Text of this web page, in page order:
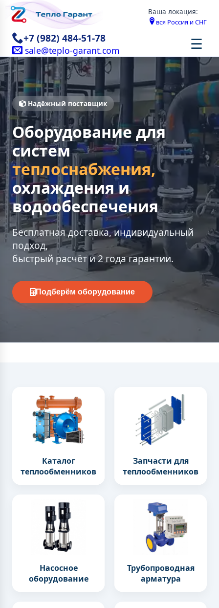
Ваша локация:
вся Россия и СНГ
+7 (982) 484-51-78
sale@teplo-garant.com ☰
Надёжный поставщик
Оборудование для
систем
теплоснабжения,
охлаждения и
водообеспечения
Бесплатная доставка, индивидуальный
подход,
быстрый расчёт и 2 года гарантии.
Подберём оборудование
Каталог
теплообменников
Запчасти для
теплообменников
Насосное
оборудование
Трубопроводная
арматура